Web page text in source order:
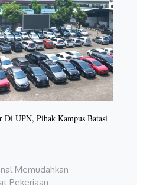
Di UPN, Pihak Kampus Batasi